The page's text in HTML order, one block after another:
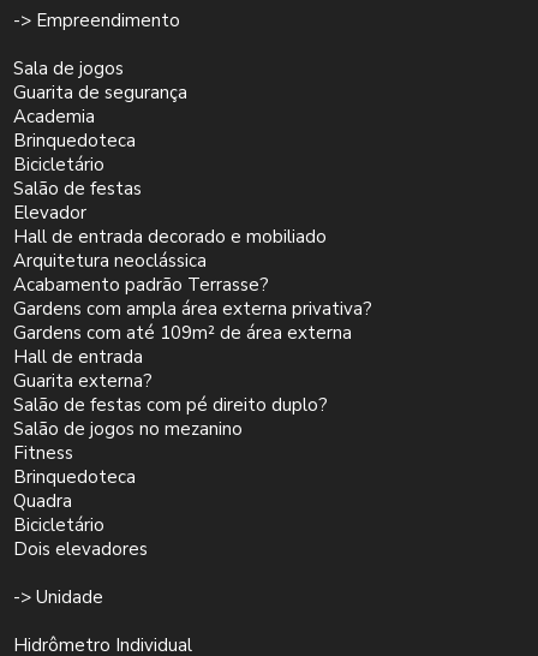
-> Empreendimento
Sala de jogos
Guarita de segurança
Academia
Brinquedoteca
Bicicletário
Salão de festas
Elevador
Hall de entrada decorado e mobiliado
Arquitetura neoclássica
Acabamento padrão Terrasse?
Gardens com ampla área externa privativa?
Gardens com até 109m² de área externa
Hall de entrada
Guarita externa?
Salão de festas com pé direito duplo?
Salão de jogos no mezanino
Fitness
Brinquedoteca
Quadra
Bicicletário
Dois elevadores
-> Unidade
Hidrômetro Individual